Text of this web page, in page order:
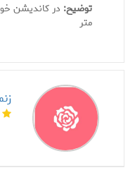
توضیح:
متر